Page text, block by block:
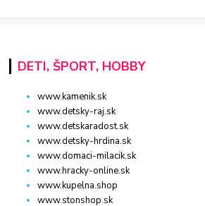
DETI, ŠPORT, HOBBY
www.kamenik.sk
www.detsky-raj.sk
www.detskaradost.sk
www.detsky-hrdina.sk
www.domaci-milacik.sk
www.hracky-online.sk
www.kupelna.shop
www.stonshop.sk